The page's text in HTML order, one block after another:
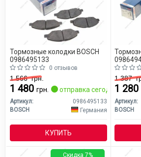
Тормозные колодки BOSCH
0986495133
0 отзывов
1 566грн.
1 480 грн. отправка сегодня
Артикул:
0986495133
BOSCH
Германия
КУПИТЬ
1 387
1 280
Артикул:
BOSCH
Скидка 7%